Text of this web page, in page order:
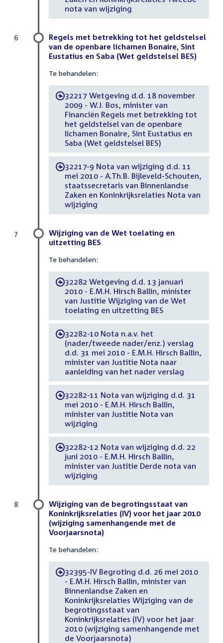
nota van wijziging
Regels met betrekking tot het geldstelsel
van de openbare lichamen Bonaire, Sint
Eustatius en Saba (Wet geldstelsel BES)
Te behandelen:
-32217 Wetgeving d.d. 18 november
2009 - W.J. Bos, minister van
Financiën Regels met betrekking tot
het geldstelsel van de openbare
lichamen Bonaire, Sint Eustatius en
Saba (Wet geldstelsel BES)
-32217-9 Nota van wijziging d.d. 11
mei 2010 - A.Th.B. Bijleveld-Schouten,
staatssecretaris van Binnenlandse
Zaken en Koninkrijksrelaties Nota van
wijziging
6
Wijziging van de Wet toelating en
uitzetting BES
Te behandelen:
-32282 Wetgeving d.d. 13 januari
2010 - E.M.H. Hirsch Ballin, minister
van Justitie Wijziging van de Wet
toelating en uitzetting BES
-32282-10 Nota n.a.v. het
(nader/tweede nader/enz.) verslag
d.d. 31 mei 2010 - E.M.H. Hirsch Ballin,
minister van Justitie Nota naar
aanleiding van het nader verslag
-32282-11 Nota van wijziging d.d. 31
mei 2010 - E.M.H. Hirsch Ballin,
minister van Justitie Nota van
wijziging
-32282-12 Nota van wijziging d.d. 22
juni 2010 - E.M.H. Hirsch Ballin,
minister van Justitie Derde nota van
wijziging
7
Wijziging van de begrotingsstaat van
Koninkrijksrelaties (IV) voor het jaar 2010
(wijziging samenhangende met de
Voorjaarsnota)
Te behandelen:
-32395-IV Begroting d.d. 26 mei 2010
- E.M.H. Hirsch Ballin, minister van
Binnenlandse Zaken en
Koninkrijksrelaties Wijziging van de
begrotingsstaat van
Koninkrijksrelaties (IV) voor het jaar
2010 (wijziging samenhangende met
de Voorjaarsnota)
8